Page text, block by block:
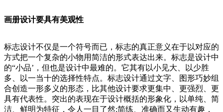
画册设计要具有美观性
标志设计不仅是一个符号而已，标志的真正意义在于以对应的
方式把一个复杂的小物用简洁的形式表达出来。标志是设计中
的“小品’，但也是设计中最难的。它其有以小见大、以少胜
多、以一当十的选择性特点。标志设计通过文字、图形巧妙组
合创造一形多义的形态，比其他设计要求更集中、更强烈、更
具有代表性。突出的表现在于设计概括的形象化，以单纯、简
洁、鲜明为特征，令人一目了然;简练、准确而又生动有趣，